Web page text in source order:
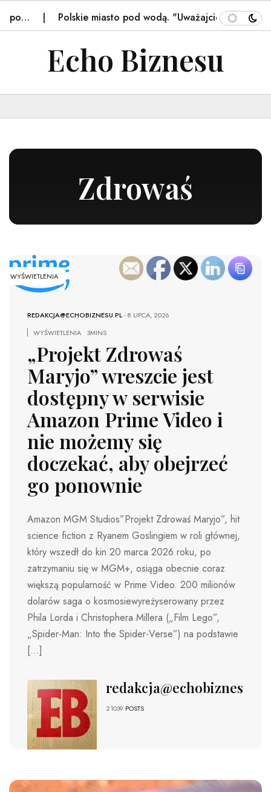
pod wodą. "Uważajcie na drogach". Są… Trzy
Echo Biznesu
Zdrowaś
WYŚWIETLENIA
REDAKCJA@ECHOBIZNESU.PL-8 LIPCA, 2026
WYŚWIETLENIA
3MINS
„Projekt Zdrowaś
Maryjo” wreszcie jest
dostępny w serwisie
Amazon Prime Video i
nie możemy się
doczekać, aby obejrzeć
go ponownie
Amazon MGM Studios”Projekt Zdrowaś Maryjo”, hit
science fiction z Ryanem Goslingiem w roli głównej,
który wszedł do kin 20 marca 2026 roku, po
zatrzymaniu się w MGM+, osiąga obecnie coraz
większą popularność w Prime Video. 200 milionów
dolarów saga o kosmosiewyreżyserowany przez
Phila Lorda i Christophera Millera („Film Lego”,
„Spider-Man: Into the Spider-Verse”) na podstawie
[…]
redakcja@echobiznesu.pl
21039 POSTS